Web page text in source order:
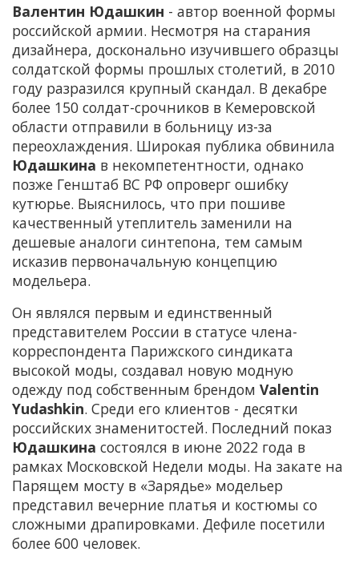
Валентин Юдашкин - автор военной формы
российской армии. Несмотря на старания
дизайнера, досконально изучившего образцы
солдатской формы прошлых столетий, в 2010
году разразился крупный скандал. В декабре
более 150 солдат-срочников в Кемеровской
области отправили в больницу из-за
переохлаждения. Широкая публика обвинила
Юдашкина в некомпетентности, однако
позже Генштаб ВС РФ опроверг ошибку
кутюрье. Выяснилось, что при пошиве
качественный утеплитель заменили на
дешевые аналоги синтепона, тем самым
исказив первоначальную концепцию
модельера.
Он являлся первым и единственный
представителем России в статусе члена-
корреспондента Парижского синдиката
высокой моды, создавал новую модную
одежду под собственным брендом Valentin
Yudashkin. Среди его клиентов - десятки
российских знаменитостей. Последний показ
Юдашкина состоялся в июне 2022 года в
рамках Московской Недели моды. На закате на
Парящем мосту в «Зарядье» модельер
представил вечерние платья и костюмы со
сложными драпировками. Дефиле посетили
более 600 человек.